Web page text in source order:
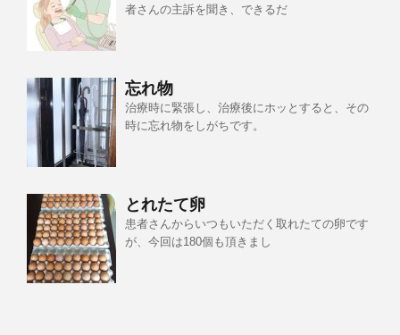
者さんの主訴を聞き、できるだ
忘れ物
治療時に緊張し、治療後にホッとすると、その
時に忘れ物をしがちです。
とれたて卵
患者さんからいつもいただく取れたての卵です
が、今回は180個も頂きまし